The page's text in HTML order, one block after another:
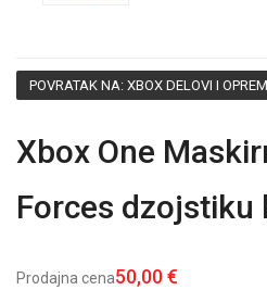
POVRATAK NA: XBOX DELOVI I
Xbox One
Forces dzojstiku
Prodajna cena50,00 €